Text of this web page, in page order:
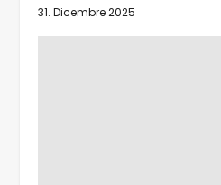
31. Dicembre 2025